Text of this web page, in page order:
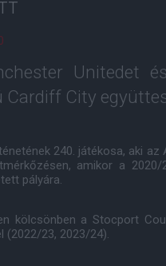
Unitedet
Cardiff City
240. játékosa, aki
amikor a
pályára.
kölcsönben a Stocport
(2022/23, 2023/24).